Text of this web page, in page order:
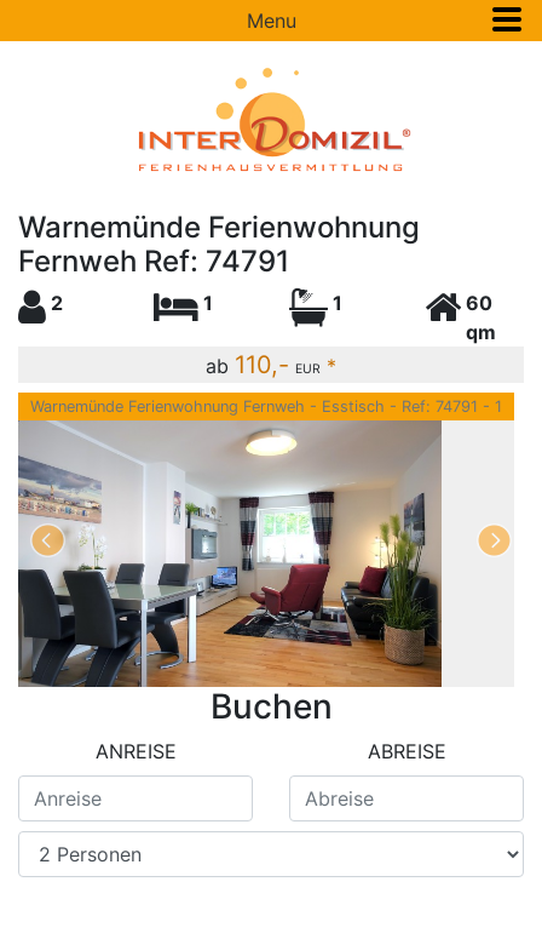
Menu
Warnemünde Ferienwohnung
Fernweh Ref: 74791
2 1 1
60
qm
ab 110,- EUR *
Warnemünde Ferienwohnung Fernweh - Esstisch - Ref: 74791 - 1
Buchen
ANREISE ABREISE